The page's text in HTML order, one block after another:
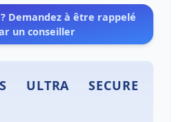
Demandez à être rappelé
un conseiller
ULTRA SECURE